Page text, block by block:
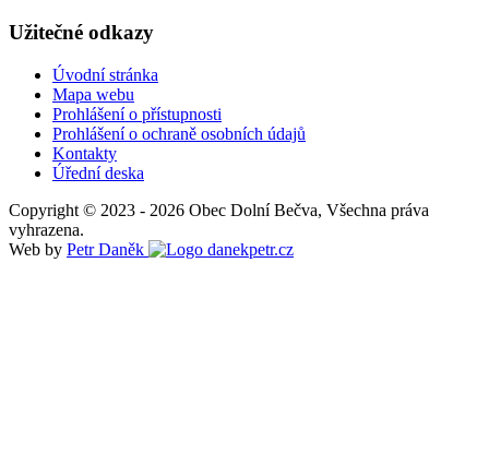
Užitečné odkazy
Úvodní stránka
Mapa webu
Prohlášení o přístupnosti
Prohlášení o ochraně osobních údajů
Kontakty
Úřední deska
Copyright © 2023 - 2026 Obec Dolní Bečva, Všechna práva
vyhrazena.
Web by Petr Daněk